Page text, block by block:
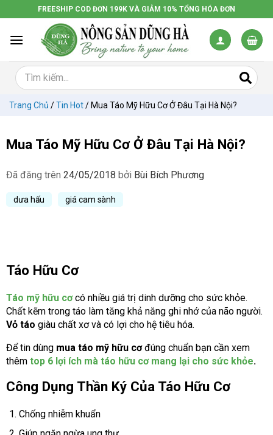
đến
dung
FREESHIP COD ĐƠN 199K VÀ GIẢM 10% TỔNG HÓA ĐƠN
Trang Chủ /Tin Hot/ Mua Táo Mỹ Hữu Cơ Ở Đâu Tại Hà Nội?
Mua Táo Mỹ Hữu Cơ Ở Đâu Tại Hà Nội?
Đã đăng trên 24/05/2018 bởi Bùi Bích Phương
dưa hấu giá cam sành
Táo Hữu Cơ
Táo mỹ hữu cơcó nhiều giá trị dinh dưỡng cho sức khỏe.
Chất kẽm trong táo làm tăng khả năng ghi nhớ của não người.
Vỏ táo giàu chất xơ và có lợi cho hệ tiêu hóa.
Để tin dùng mua táo mỹ hữu cơđúng chuẩn bạn cần xem
thêm top 6 lợi ích mà táo hữu cơ mang lại cho sức khỏe.
Công Dụng Thần Ký Của Táo Hữu Cơ
Chống nhiễm khuẩn